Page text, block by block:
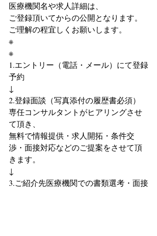
医療機関名や求人詳細は、
ご登録頂いてからの公開となります。
ご理解の程宜しくお願いします。
※
※
1.エントリー（電話・メール）にて登録
予約
↓
2.登録面談（写真添付の履歴書必須）
専任コンサルタントがヒアリングさせ
て頂き、
無料で情報提供・求人開拓・条件交
渉・面接対応などのご提案をさせて頂
きます。
↓
3.ご紹介先医療機関での書類選考・面接